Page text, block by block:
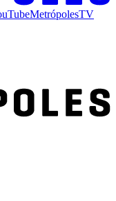
MetrópolesTV